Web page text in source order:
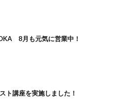
8月も元気に営業中！
ト講座を実施しました！